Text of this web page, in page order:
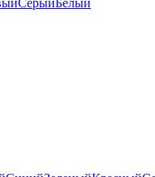
СерыйБелый